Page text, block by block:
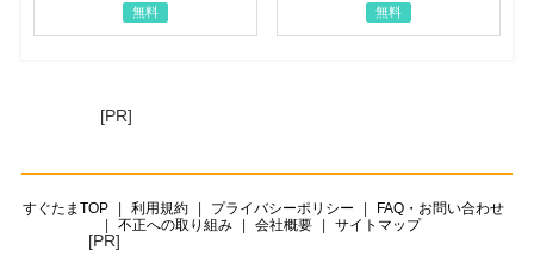
無料 無料
[PR]
すぐたまTOP 利用規約 プライバシーポリシー
FAQ・お問い合わせ
不正への取り組み
会社概要 サイトマップ
[PR]